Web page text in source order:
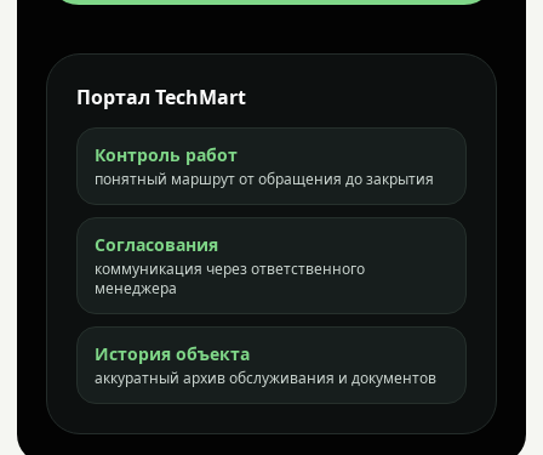
Портал TechMart
Контроль работ
понятный маршрут от обращения до закрытия
Согласования
коммуникация через ответственного
менеджера
История объекта
аккуратный архив обслуживания и документов